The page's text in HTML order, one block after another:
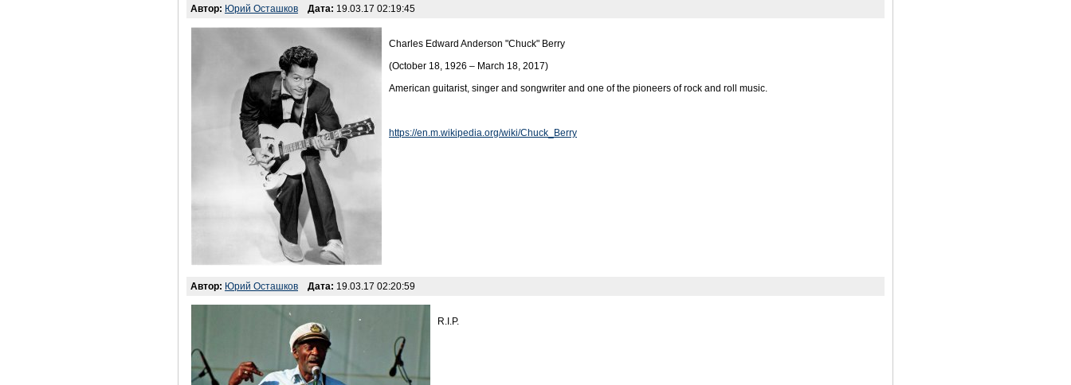
Автор: Юрий Осташков Дата: 19.03.17 02:19:45
Charles Edward Anderson "Chuck" Berry
(October 18, 1926 – March 18, 2017)
American guitarist, singer and songwriter and one of the pioneers of rock and roll music.
https://en.m.wikipedia.org/wiki/Chuck_Berry
Автор: Юрий Осташков Дата: 19.03.17 02:20:59
R.I.P.